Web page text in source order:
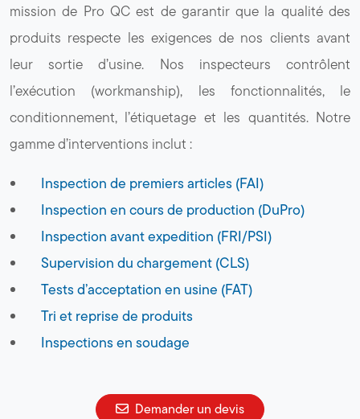
mission de Pro QC est de garantir que la qualité des
produits respecte les exigences de nos clients avant
leur sortie d’usine. Nos inspecteurs contrôlent
l’exécution (workmanship), les fonctionnalités, le
conditionnement, l’étiquetage et les quantités. Notre
gamme d’interventions inclut :
Inspection de premiers articles (FAI)
Inspection en cours de production (DuPro)
Inspection avant expedition (FRI/PSI)
Supervision du chargement (CLS)
Tests d’acceptation en usine (FAT)
Tri et reprise de produits
Inspections en soudage
Demander un devis